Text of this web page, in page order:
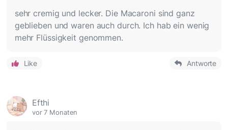
sehr cremig und lecker. Die Macaroni sind ganz
geblieben und waren auch durch. Ich hab ein wenig
mehr Flüssigkeit genommen.
Like Antworte
Efthi
vor 7 Monaten